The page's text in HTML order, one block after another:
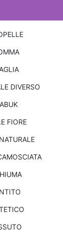
DIVERSO
FIORE